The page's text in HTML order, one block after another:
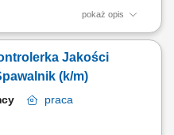
pokaż opis
prac warsztatowych; Udział w
kompletowanie dokumentacji
UDT,
Jakości
(k/m)
praca